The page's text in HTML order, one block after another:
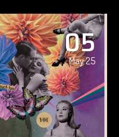
05
May 25